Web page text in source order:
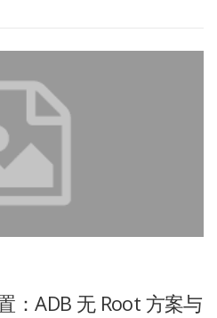
：ADB 无 Root 方案与